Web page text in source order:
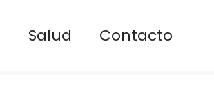
Salud Contacto